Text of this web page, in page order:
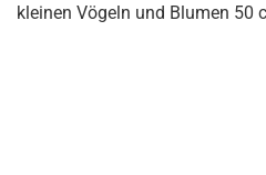
kleinen Vögeln und Blumen 50